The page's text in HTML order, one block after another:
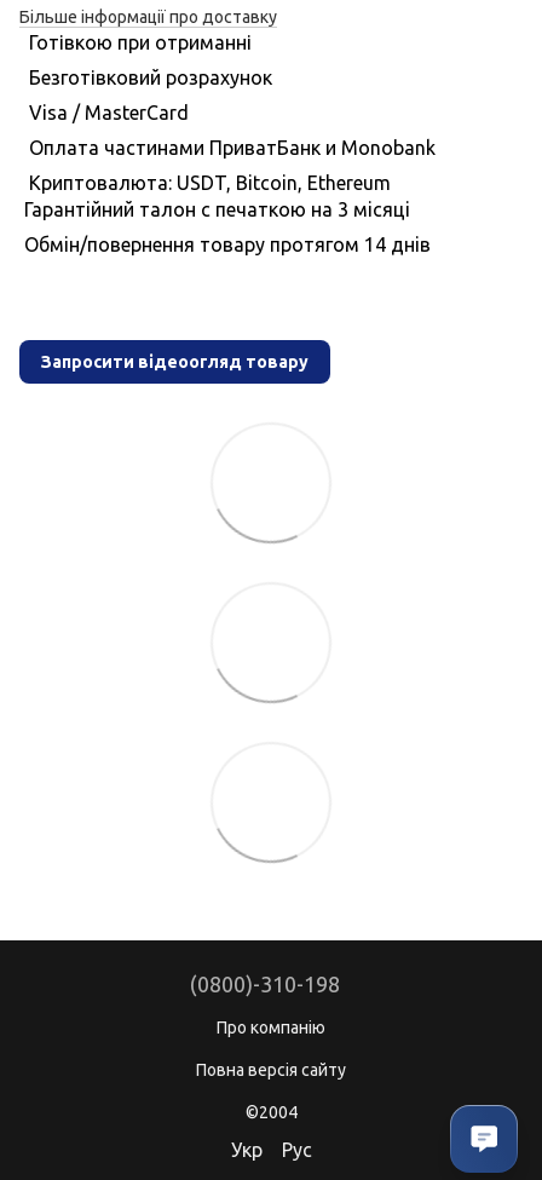
Більше інформації про доставку
Готівкою при отриманні
Безготівковий розрахунок
Visa / MasterCard
Оплата частинами ПриватБанк и Monobank
Криптовалюта: USDT, Bitcoin, Ethereum
Гарантiйний талон с печаткою на 3 мiсяцi
Обмiн/повернення товару протягом 14 днiв
Запросити відеоогляд товару
(0800)-310-198
Про компанію
Повна версія сайту
©2004
Укр Рус